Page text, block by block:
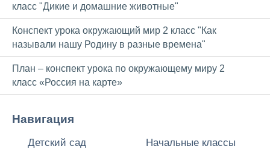
класс "Дикие и домашние животные"
Конспект урока окружающий мир 2 класс "Как
называли нашу Родину в разные времена"
План – конспект урока по окружающему миру 2
класс «Россия на карте»
Навигация
Детский сад Начальные классы